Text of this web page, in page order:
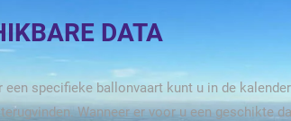
DATA
specifieke ballonvaart kunt u in de
Wanneer er voor u een geschikte